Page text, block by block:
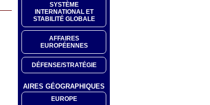
SYSTÈME
INTERNATIONAL ET
STABILITÉ GLOBALE
AFFAIRES
EUROPÉENNES
DÉFENSE/STRATÉGIE
AIRES GÉOGRAPHIQUES
EUROPE